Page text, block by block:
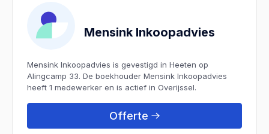
Mensink Inkoopadvies
Mensink Inkoopadvies is gevestigd in Heeten op
Alingcamp 33. De boekhouder Mensink Inkoopadvies
heeft 1 medewerker en is actief in Overijssel.
Offerte